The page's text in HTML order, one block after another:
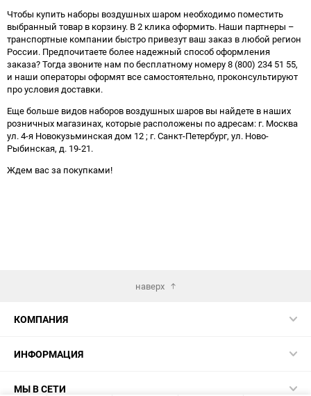
Чтобы купить наборы воздушных шаром необходимо поместить
выбранный товар в корзину. В 2 клика оформить. Наши партнеры –
транспортные компании быстро привезут ваш заказ в любой регион
России. Предпочитаете более надежный способ оформления
заказа? Тогда звоните нам по бесплатному номеру 8 (800) 234 51 55,
и наши операторы оформят все самостоятельно, проконсультируют
про условия доставки.
Еще больше видов наборов воздушных шаров вы найдете в наших
розничных магазинах, которые расположены по адресам: г. Москва
ул. 4-я Новокузьминская дом 12 ; г. Санкт-Петербург, ул. Ново-
Рыбинская, д. 19-21.
Ждем вас за покупками!
наверх
КОМПАНИЯ
ИНФОРМАЦИЯ
МЫ В СЕТИ